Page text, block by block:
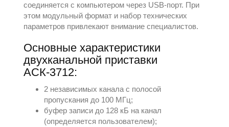
соединяется с компьютером через USB-порт. При
этом модульный формат и набор технических
параметров привлекают внимание специалистов.
Основные характеристики
двухканальной приставки
АСК-3712:
2 независимых канала с полосой
пропускания до 100 МГц;
буфер записи до 128 кБ на канал
(определяется пользователем);